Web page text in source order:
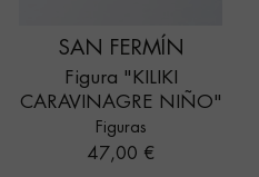
SAN FERMÍN
Figura "KILIKI
CARAVINAGRE NIÑO"
Figuras
Precio
47,00 €